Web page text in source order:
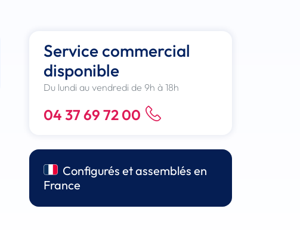
Service commercial
disponible
Du lundi au vendredi de 9h à 18h
04 37 69 72 00
Configurés et assemblés en
France